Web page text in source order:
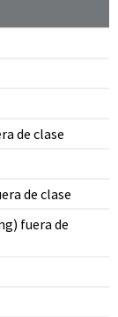
de clase
de clase
fuera de